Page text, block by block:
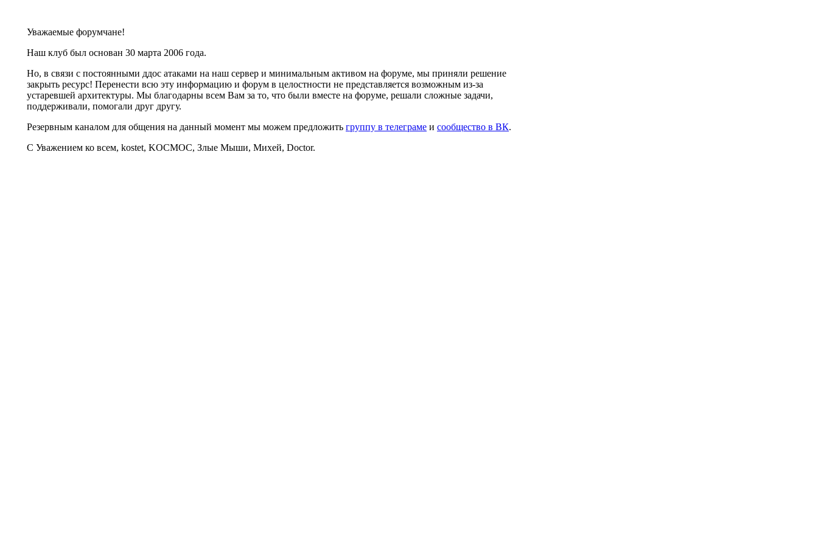
Уважаемые форумчане!
Наш клуб был основан 30 марта 2006 года.
Но, в связи с постоянными ддос атаками на наш сервер и минимальным активом на форуме, мы приняли решение
закрыть ресурс! Перенести всю эту информацию и форум в целостности не представляется возможным из-за
устаревшей архитектуры. Мы благодарны всем Вам за то, что были вместе на форуме, решали сложные задачи,
поддерживали, помогали друг другу.
Резервным каналом для общения на данный момент мы можем предложить группу в телеграме и сообщество в ВК.
С Уважением ко всем, kostet, KOCMOC, Злые Мыши, Михей, Doctor.